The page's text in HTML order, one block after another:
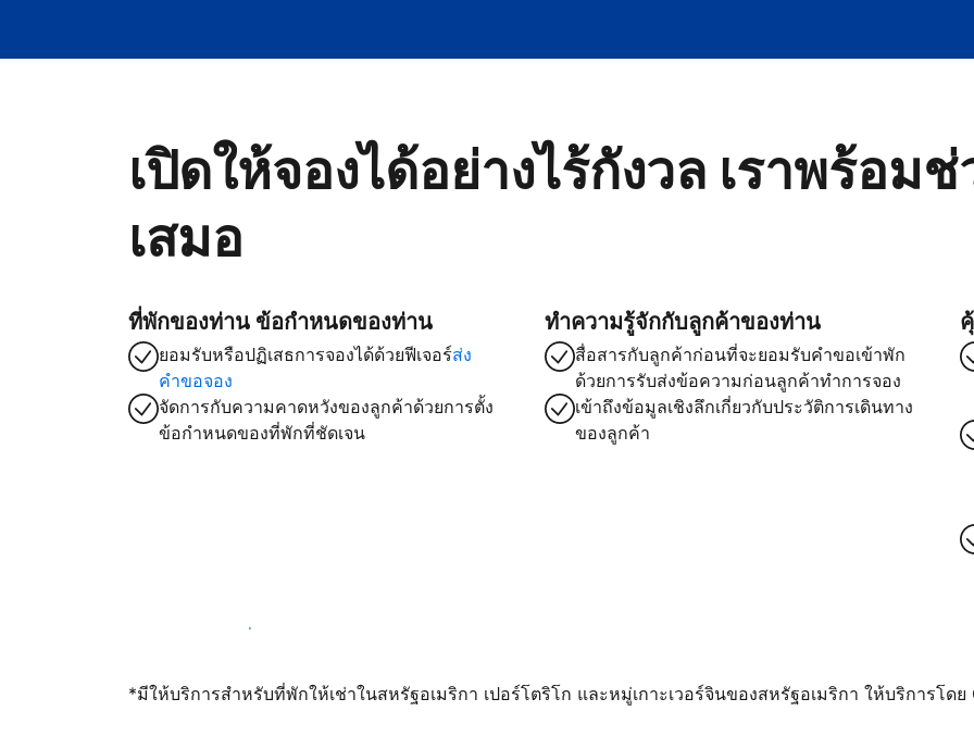
เปิดให้จองได้อย่างไร้กังวล เราพร้อม
เสมอ
ที่พักของท่าน ข้อกำหนดของท่าน
ยอมรับหรือปฏิเสธการจองได้ด้วยฟีเจอร์ส่ง
คำขอจอง
จัดการกับความคาดหวังของลูกค้าด้วยการตั้ง
ข้อกำหนดของที่พักที่ชัดเจน
ทำความรู้จักกับลูกค้าของท่าน
สื่อสารกับลูกค้าก่อนที่จะยอมรับคำขอเข้าพัก
ด้วยการรับส่งข้อความก่อนลูกค้าทำการจอง
เข้าถึงข้อมูลเชิงลึกเกี่ยวกับประวัติการเดินทาง
ของลูกค้า
เปิดให้จองผ่านเราตั้งแต่วันนี้
*มีให้บริการสำหรับที่พักให้เช่าในสหรัฐอเมริกา เปอร์โตริโก และหมู่เกาะเวอร์จินของสหรัฐอเมริกา ให้บริการโดย